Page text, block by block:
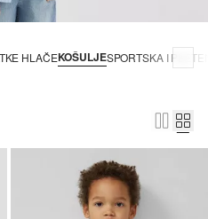
HLAČEKOŠULJESPORTSKA I